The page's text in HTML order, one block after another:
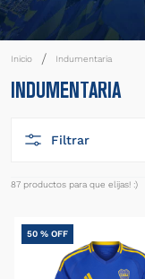
Indumentaria
INDUMENTARIA
Filtrar
87 productos
50 % OFF